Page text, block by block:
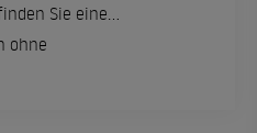
Sie eine
ohne
ganze Familie.